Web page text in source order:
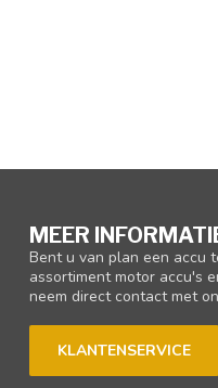
MEER
Bent u van plan een accu
assortiment motor accu's
neem direct contact met
KLANTENSERVICE